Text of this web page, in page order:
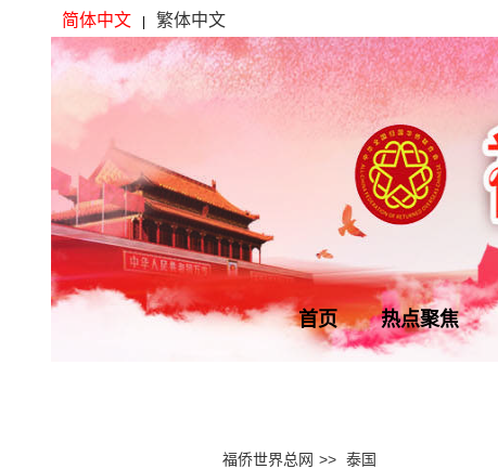
简体中文 繁体中文
首页 热点聚焦
福侨世界总网 >> 泰国